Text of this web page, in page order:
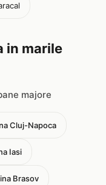
in marile
majore
Cluj-Napoca
Iasi
Brasov